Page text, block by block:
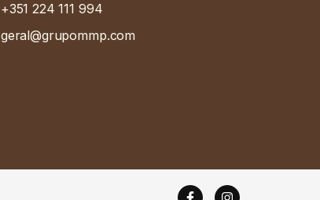
+351 224 111 994
geral@grupommp.com